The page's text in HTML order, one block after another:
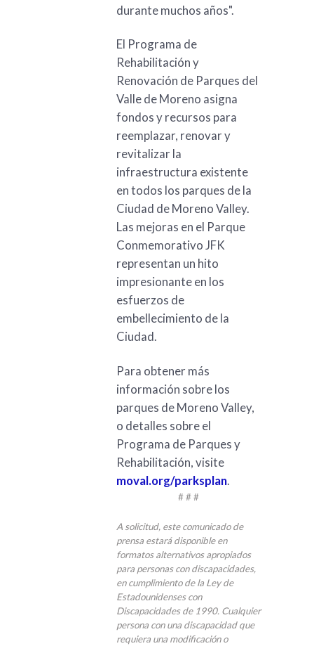
durante muchos años".
El Programa de
Rehabilitación y
Renovación de Parques del
Valle de Moreno asigna
fondos y recursos para
reemplazar, renovar y
revitalizar la
infraestructura existente
en todos los parques de la
Ciudad de Moreno Valley.
Las mejoras en el Parque
Conmemorativo JFK
representan un hito
impresionante en los
esfuerzos de
embellecimiento de la
Ciudad.
Para obtener más
información sobre los
parques de Moreno Valley,
o detalles sobre el
Programa de Parques y
Rehabilitación, visite
moval.org/parksplan.
# # #
A solicitud, este comunicado de
prensa estará disponible en
formatos alternativos apropiados
para personas con discapacidades,
en cumplimiento de la Ley de
Estadounidenses con
Discapacidades de 1990. Cualquier
persona con una discapacidad que
requiera una modificación o